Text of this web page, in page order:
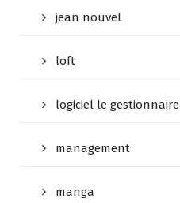
jean nouvel
loft
logiciel le gestionnaire
management
manga